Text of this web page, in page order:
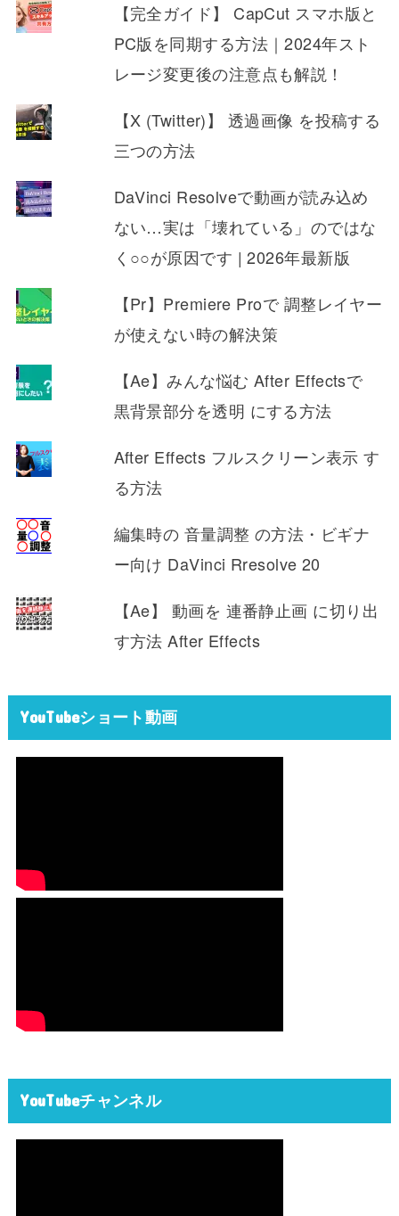
【完全ガイド】 CapCut スマホ版と
PC版を同期する方法｜2024年スト
レージ変更後の注意点も解説！
【X (Twitter)】 透過画像 を投稿する
三つの方法
DaVinci Resolveで動画が読み込め
ない…実は「壊れている」のではな
く○○が原因です | 2026年最新版
【Pr】Premiere Proで 調整レイヤー
が使えない時の解決策
【Ae】みんな悩む After Effectsで
黒背景部分を透明 にする方法
After Effects フルスクリーン表示 す
る方法
編集時の 音量調整 の方法・ビギナ
ー向け DaVinci Rresolve 20
【Ae】 動画を 連番静止画 に切り出
す方法 After Effects
YouTubeショート動画
YouTubeチャンネル